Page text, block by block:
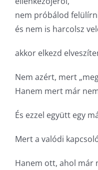
nem próbálod
és nem is harcolsz
akkor elkezd
Nem azért, mert
Hanem mert már
És ezzel együtt egy
Mert a valódi
Hanem ott, ahol már